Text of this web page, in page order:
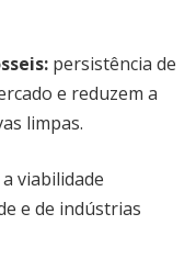
persistência de
e reduzem a
limpas.
viabilidade
e de indústrias